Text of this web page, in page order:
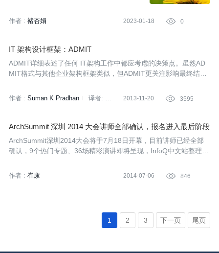
作者 : 褚杏娟 2023-01-18  0
IT 架构设计框架：ADMIT
ADMIT详细表述了任何 IT架构工作中都应考虑的决策点。虽然AD
MIT格式与其他企业架构框架类似，但ADMIT更关注影响最终结果
价方法学结合使用。
作者 : Suman K Pradhan
译者:
2013-11-20  3595
ArchSummit 深圳 2014 大会讲师全部确认，报名进入最后阶段
ArchSummit深圳2014大会将于7月18日开幕，目前讲师已经全部
确认，9个热门专题、36场精彩演讲即将呈现，InfoQ中文站整理了
作者 : 崔康 2014-07-06  846
1 2 3 下一页 尾页